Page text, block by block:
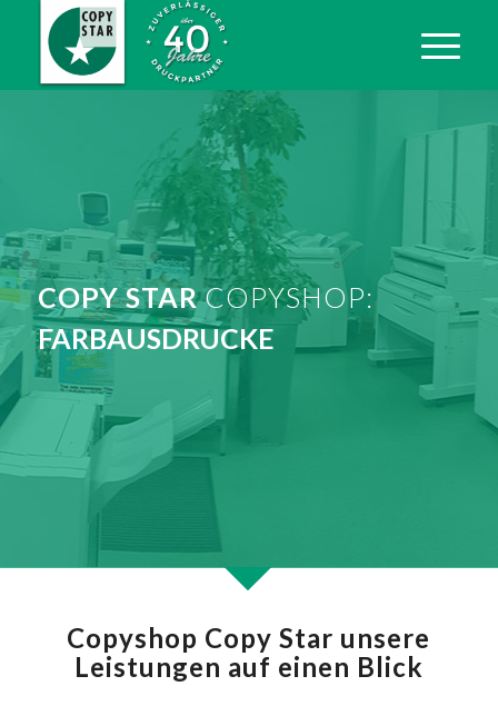
COPY STARCOPYSHOP:
EINBÄNDE
Copyshop Copy Star unsere
Leistungen auf einen Blick